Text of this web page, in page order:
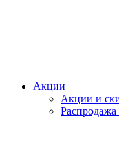
Акции
Акции и
Распродажа